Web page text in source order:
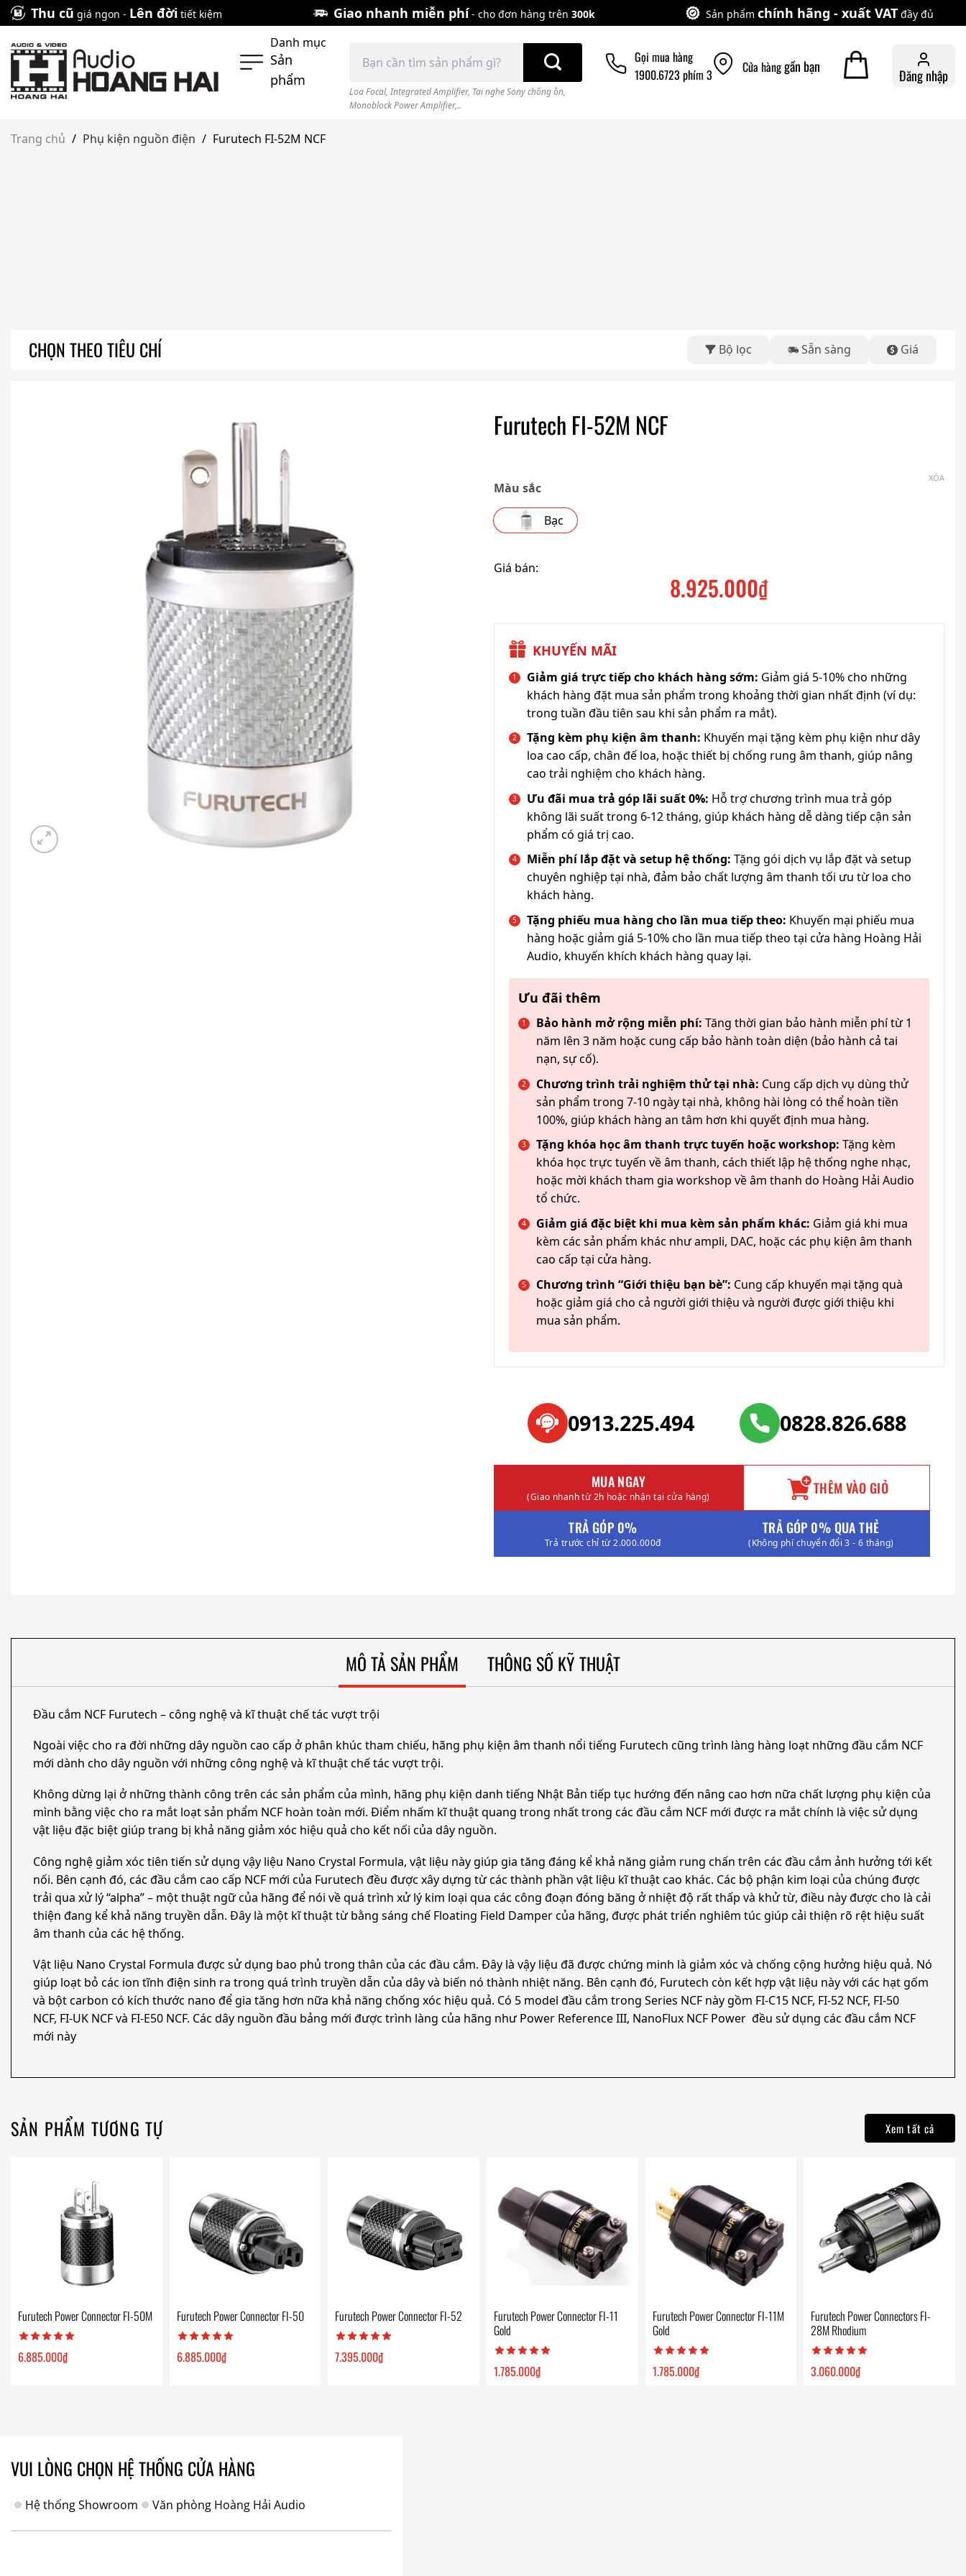
Skip
to
content
Thu cũ giá ngon - Lên đời tiết kiệm Giao nhanh miễn phí- cho đơn hàng trên 300k Sản phẩm chính hãng - xuất VAT đầy đủ
Danh mục
Sản
phẩm
kiếm:
Loa Focal, Integrated Amplifier, Tai nghe Sony chống ồn,
Monoblock Power Amplifier,..
Gọi mua hàng
1900.6723 phím 3
Cửa hànggần bạn Đăng nhập
Trang chủ / Phụ kiện nguồn điện / Furutech FI-52M NCF
CHỌN THEO TIÊU CHÍ Bộ lọc Sẵn sàng Giá
Furutech FI-52M NCF
Màu sắc
Bạc
XÓA
Giá bán:
8.925.000₫
KHUYẾN MÃI
Giảm giá trực tiếp cho khách hàng sớm: Giảm giá 5-10% cho những
khách hàng đặt mua sản phẩm trong khoảng thời gian nhất định (ví dụ:
trong tuần đầu tiên sau khi sản phẩm ra mắt).
Tặng kèm phụ kiện âm thanh: Khuyến mại tặng kèm phụ kiện như dây
loa cao cấp, chân đế loa, hoặc thiết bị chống rung âm thanh, giúp nâng
cao trải nghiệm cho khách hàng.
Ưu đãi mua trả góp lãi suất 0%: Hỗ trợ chương trình mua trả góp
không lãi suất trong 6-12 tháng, giúp khách hàng dễ dàng tiếp cận sản
phẩm có giá trị cao.
Miễn phí lắp đặt và setup hệ thống: Tặng gói dịch vụ lắp đặt và setup
chuyên nghiệp tại nhà, đảm bảo chất lượng âm thanh tối ưu từ loa cho
khách hàng.
Tặng phiếu mua hàng cho lần mua tiếp theo: Khuyến mại phiếu mua
hàng hoặc giảm giá 5-10% cho lần mua tiếp theo tại cửa hàng Hoàng Hải
Audio, khuyến khích khách hàng quay lại.
Ưu đãi thêm
Bảo hành mở rộng miễn phí: Tăng thời gian bảo hành miễn phí từ 1
năm lên 3 năm hoặc cung cấp bảo hành toàn diện (bảo hành cả tai
nạn, sự cố).
Chương trình trải nghiệm thử tại nhà: Cung cấp dịch vụ dùng thử
sản phẩm trong 7-10 ngày tại nhà, không hài lòng có thể hoàn tiền
100%, giúp khách hàng an tâm hơn khi quyết định mua hàng.
Tặng khóa học âm thanh trực tuyến hoặc workshop: Tặng kèm
khóa học trực tuyến về âm thanh, cách thiết lập hệ thống nghe nhạc,
hoặc mời khách tham gia workshop về âm thanh do Hoàng Hải Audio
tổ chức.
Giảm giá đặc biệt khi mua kèm sản phẩm khác: Giảm giá khi mua
kèm các sản phẩm khác như ampli, DAC, hoặc các phụ kiện âm thanh
cao cấp tại cửa hàng.
Chương trình “Giới thiệu bạn bè”: Cung cấp khuyến mại tặng quà
hoặc giảm giá cho cả người giới thiệu và người được giới thiệu khi
mua sản phẩm.
0913.225.494 0828.826.688
MUA NGAY
(Giao nhanh từ 2h hoặc nhận tại cửa hàng) THÊM VÀO GIỎ
TRẢ GÓP 0%
Trả trước chỉ từ 2.000.000đ
TRẢ GÓP 0% QUA THẺ
(Không phí chuyển đổi 3 - 6 tháng)
MÔ TẢ SẢN PHẨM THÔNG SỐ KỸ THUẬT
Đầu cắm NCF Furutech – công nghệ và kĩ thuật chế tác vượt trội
Ngoài việc cho ra đời những dây nguồn cao cấp ở phân khúc tham chiếu, hãng phụ kiện âm thanh nổi tiếng Furutech cũng trình làng hàng loạt những đầu cắm NCF
mới dành cho dây nguồn với những công nghệ và kĩ thuật chế tác vượt trội.
Không dừng lại ở những thành công trên các sản phẩm của mình, hãng phụ kiện danh tiếng Nhật Bản tiếp tục hướng đến nâng cao hơn nữa chất lượng phụ kiện của
mình bằng việc cho ra mắt loạt sản phẩm NCF hoàn toàn mới. Điểm nhấm kĩ thuật quang trong nhất trong các đầu cắm NCF mới được ra mắt chính là việc sử dụng
vật liệu đặc biệt giúp trang bị khả năng giảm xóc hiệu quả cho kết nối của dây nguồn.
Công nghệ giảm xóc tiên tiến sử dụng vậy liệu Nano Crystal Formula, vật liệu này giúp gia tăng đáng kể khả năng giảm rung chấn trên các đầu cắm ảnh hưởng tới kết
nối. Bên cạnh đó, các đầu cắm cao cấp NCF mới của Furutech đều được xây dựng từ các thành phần vật liệu kĩ thuật cao khác. Các bộ phận kim loại của chúng được
trải qua xử lý “alpha” – một thuật ngữ của hãng để nói về quá trình xử lý kim loại qua các công đoạn đóng băng ở nhiệt độ rất thấp và khử từ, điều này được cho là cải
thiện đang kể khả năng truyền dẫn. Đây là một kĩ thuật từ bằng sáng chế Floating Field Damper của hãng, được phát triển nghiêm túc giúp cải thiện rõ rệt hiệu suất
âm thanh của các hệ thống.
Vật liệu Nano Crystal Formula được sử dụng bao phủ trong thân của các đầu cắm. Đây là vậy liệu đã được chứng minh là giảm xóc và chống cộng hưởng hiệu quả. Nó
giúp loạt bỏ các ion tĩnh điện sinh ra trong quá trình truyền dẫn của dây và biến nó thành nhiệt năng. Bên cạnh đó, Furutech còn kết hợp vật liệu này với các hạt gốm
và bột carbon có kích thước nano để gia tăng hơn nữa khả năng chống xóc hiệu quả. Có 5 model đầu cắm trong Series NCF này gồm FI-C15 NCF, FI-52 NCF, FI-50
NCF, FI-UK NCF và FI-E50 NCF. Các dây nguồn đầu bảng mới được trình làng của hãng như Power Reference III, NanoFlux NCF Power đều sử dụng các đầu cắm NCF
mới này
SẢN PHẨM TƯƠNG TỰ Xem tất cả
Furutech Power Connector FI-50M
6.885.000₫
Furutech Power Connector FI-50
6.885.000₫
Furutech Power Connector FI-52
7.395.000₫
Furutech Power Connector FI-11
Gold
1.785.000₫
Furutech Power Connector FI-11M
Gold
1.785.000₫
Furutech Power Connectors FI-
28M Rhodium
3.060.000₫
VUI LÒNG CHỌN HỆ THỐNG CỬA HÀNG
Hệ thống Showroom Văn phòng Hoàng Hải Audio